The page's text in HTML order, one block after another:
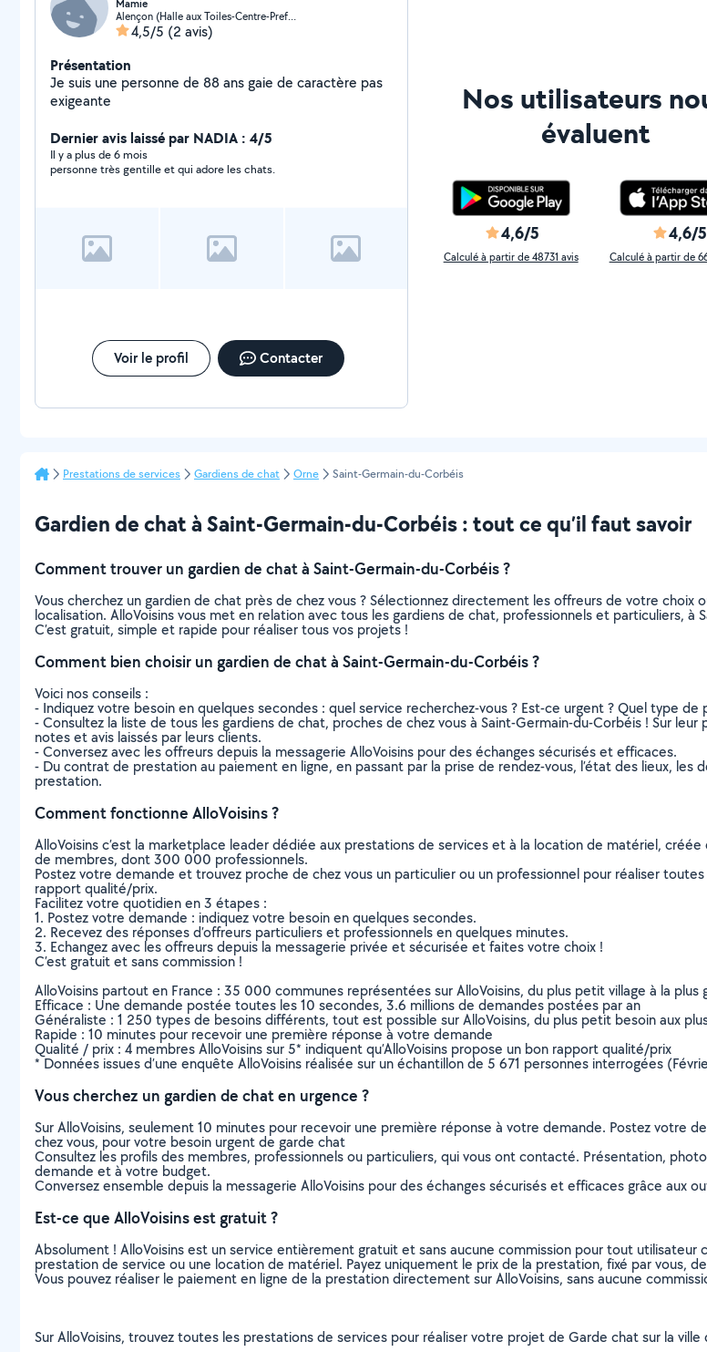
Mamie
Alençon (Halle aux Toiles-Centre-Prefecture)
4,5/5 (2 avis)
Présentation
Je suis une personne de 88 ans gaie de caractère pas
exigeante
Dernier avis laissé par NADIA : 4/5
Il y a plus de 6 mois
personne très gentille et qui adore les chats.
Voir le profil Contacter
Nos utilisateurs
évaluent
4,6/5
Calculé à partir de 48731 avis
4,6/5
Calculé à partir de
Prestations de services Gardiens de chat Orne Saint-Germain-du-Corbéis
Gardien de chat à Saint-Germain-du-Corbéis : tout ce qu’il faut savoir
Comment trouver un gardien de chat à Saint-Germain-du-Corbéis ?
Vous cherchez un gardien de chat près de chez vous ? Sélectionnez directement les offreurs de votre
localisation. AlloVoisins vous met en relation avec tous les gardiens de chat, professionnels et particuliers,
C’est gratuit, simple et rapide pour réaliser tous vos projets !
Comment bien choisir un gardien de chat à Saint-Germain-du-Corbéis ?
Voici nos conseils :
- Indiquez votre besoin en quelques secondes : quel service recherchez-vous ? Est-ce urgent ? Quel type
- Consultez la liste de tous les gardiens de chat, proches de chez vous à Saint-Germain-du-Corbéis ! Sur
notes et avis laissés par leurs clients.
- Conversez avec les offreurs depuis la messagerie AlloVoisins pour des échanges sécurisés et efficaces.
- Du contrat de prestation au paiement en ligne, en passant par la prise de rendez-vous, l’état des lieux,
prestation.
Comment fonctionne AlloVoisins ?
AlloVoisins c’est la marketplace leader dédiée aux prestations de services et à la location de matériel,
de membres, dont 300 000 professionnels.
Postez votre demande et trouvez proche de chez vous un particulier ou un professionnel pour réaliser
rapport qualité/prix.
Facilitez votre quotidien en 3 étapes :
1. Postez votre demande : indiquez votre besoin en quelques secondes.
2. Recevez des réponses d’offreurs particuliers et professionnels en quelques minutes.
3. Echangez avec les offreurs depuis la messagerie privée et sécurisée et faites votre choix !
C’est gratuit et sans commission !
AlloVoisins partout en France : 35 000 communes représentées sur AlloVoisins, du plus petit village à la
Efficace : Une demande postée toutes les 10 secondes, 3.6 millions de demandes postées par an
Généraliste : 1 250 types de besoins différents, tout est possible sur AlloVoisins, du plus petit besoin aux
Rapide : 10 minutes pour recevoir une première réponse à votre demande
Qualité / prix : 4 membres AlloVoisins sur 5* indiquent qu’AlloVoisins propose un bon rapport qualité/prix
* Données issues d’une enquête AlloVoisins réalisée sur un échantillon de 5 671 personnes interrogées
Vous cherchez un gardien de chat en urgence ?
Sur AlloVoisins, seulement 10 minutes pour recevoir une première réponse à votre demande. Postez votre
chez vous, pour votre besoin urgent de garde chat
Consultez les profils des membres, professionnels ou particuliers, qui vous ont contacté. Présentation,
demande et à votre budget.
Conversez ensemble depuis la messagerie AlloVoisins pour des échanges sécurisés et efficaces grâce aux
Est-ce que AlloVoisins est gratuit ?
Absolument ! AlloVoisins est un service entièrement gratuit et sans aucune commission pour tout utilisateur
prestation de service ou une location de matériel. Payez uniquement le prix de la prestation, fixé par vous,
Vous pouvez réaliser le paiement en ligne de la prestation directement sur AlloVoisins, sans aucune
Sur AlloVoisins, trouvez toutes les prestations de services pour réaliser votre projet de Garde chat sur la